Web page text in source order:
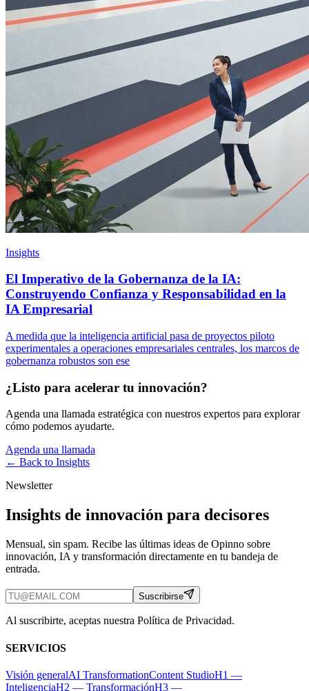
Insights
El Imperativo de la Gobernanza de la IA:
Construyendo Confianza y Responsabilidad en la
IA Empresarial
A medida que la inteligencia artificial pasa de proyectos piloto
experimentales a operaciones empresariales centrales, los marcos de
gobernanza robustos son ese
¿Listo para acelerar tu innovación?
Agenda una llamada estratégica con nuestros expertos para explorar
cómo podemos ayudarte.
Agenda una llamada
← Back to Insights
Newsletter
Insights de innovación para decisores
Mensual, sin spam. Recibe las últimas ideas de Opinno sobre
innovación, IA y transformación directamente en tu bandeja de
entrada.
Suscribirse
Al suscribirte, aceptas nuestra Política de Privacidad.
SERVICIOS
Visión generalAI TransformationContent StudioH1 —
InteligenciaH2 — TransformaciónH3 —